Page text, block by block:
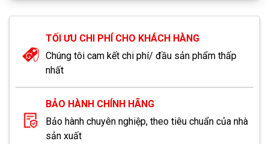
TỐI ƯU CHI PHÍ CHO KHÁCH HÀNG
Chúng tôi cam kết chi phí/ đầu sản phẩm thấp
nhất
BẢO HÀNH CHÍNH HÃNG
Bảo hành chuyên nghiệp, theo tiêu chuẩn của nhà
sản xuất